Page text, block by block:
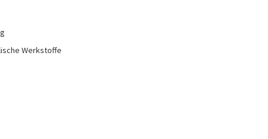
Werkstoffe